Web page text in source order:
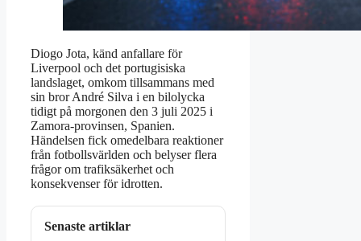
Diogo Jota, känd anfallare för
Liverpool och det portugisiska
landslaget, omkom tillsammans med
sin bror André Silva i en bilolycka
tidigt på morgonen den 3 juli 2025 i
Zamora-provinsen, Spanien.
Händelsen fick omedelbara reaktioner
från fotbollsvärlden och belyser flera
frågor om trafiksäkerhet och
konsekvenser för idrotten.
Senaste artiklar